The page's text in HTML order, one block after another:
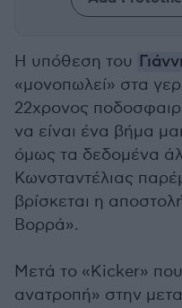
Η υπόθεση του
«μονοπωλεί» στα
22χρονος
να είναι ένα βήμα
όμως τα δεδομένα
Κωνσταντέλιας
βρίσκεται η
Βορρά».
Μετά το «Kicker»
ανατροπή» στην